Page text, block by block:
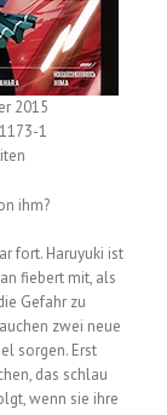
2015
1
ihm?
fort. Haruyuki ist
fiebert mit, als
Gefahr zu
zwei neue
sorgen. Erst
das schlau
wenn sie ihre